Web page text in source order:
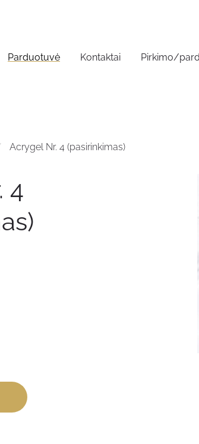
Parduotuvė Kontaktai Pirkimo/
Acrygel Nr. 4 (pasirinkimas)
4